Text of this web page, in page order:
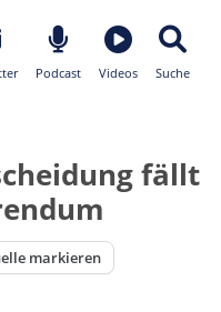
Podcast Videos Suche
fällt
markieren